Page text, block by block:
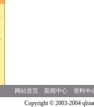
网站首页 新闻中心
资料中
Copyright © 2003-2004